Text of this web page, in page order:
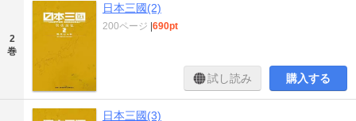
2
巻
日本三國(2)
200ページ 690pt
試し読み 購入する
日本三國(3)